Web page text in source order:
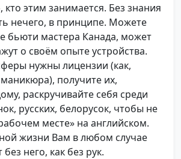
этим занимается. Без знания
нечего, в принципе. Можете
бьюти мастера Канада, может
о своём опыте устройства.
нужны лицензии (как,
получите их,
раскручивайте себя среди
русских, белорусок, чтобы не
месте» на английском.
жизни Вам в любом случае
него, как без рук.